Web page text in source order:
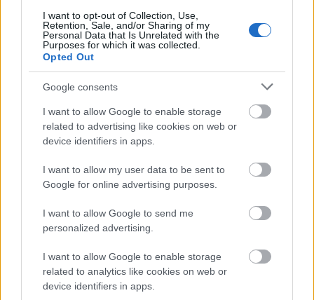
I want to opt-out of Collection, Use,
Retention, Sale, and/or Sharing of my
Personal Data that Is Unrelated with the
Purposes for which it was collected.
Opted Out
Google consents
I want to allow Google to enable storage
related to advertising like cookies on web or
device identifiers in apps.
I want to allow my user data to be sent to
Google for online advertising purposes.
I want to allow Google to send me
personalized advertising.
I want to allow Google to enable storage
related to analytics like cookies on web or
device identifiers in apps.
Πυρκαγιές: 118 κτίρια κρίθηκαν κατεδαφιστέα –
Ολοκληρώθηκαν 325 αυτοψίες της ΓΔΑΕΦΚ στις
πληγείσες περιοχές
ΠΑΤΡΑ ΚΑΦΕΣ
σου πρέπει να συνδεθείς
στο my gazzetta!